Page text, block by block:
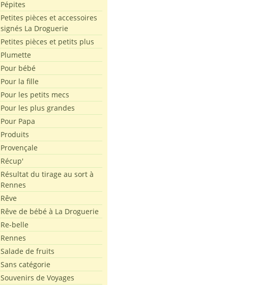
Pépites
Petites pièces et accessoires
signés La Droguerie
Petites pièces et petits plus
Plumette
Pour bébé
Pour la fille
Pour les petits mecs
Pour les plus grandes
Pour Papa
Produits
Provençale
Récup'
Résultat du tirage au sort à
Rennes
Rêve
Rêve de bébé à La Droguerie
Re-belle
Rennes
Salade de fruits
Sans catégorie
Souvenirs de Voyages